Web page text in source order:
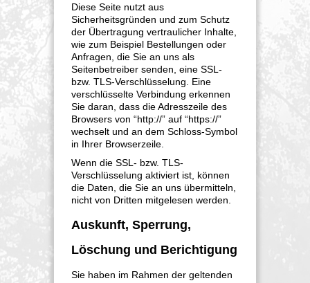
Diese Seite nutzt aus
Sicherheitsgründen und zum Schutz
der Übertragung vertraulicher Inhalte,
wie zum Beispiel Bestellungen oder
Anfragen, die Sie an uns als
Seitenbetreiber senden, eine SSL-
bzw. TLS-Verschlüsselung. Eine
verschlüsselte Verbindung erkennen
Sie daran, dass die Adresszeile des
Browsers von “http://” auf “https://”
wechselt und an dem Schloss-Symbol
in Ihrer Browserzeile.
Wenn die SSL- bzw. TLS-
Verschlüsselung aktiviert ist, können
die Daten, die Sie an uns übermitteln,
nicht von Dritten mitgelesen werden.
Auskunft, Sperrung,
Löschung und Berichtigung
Sie haben im Rahmen der geltenden